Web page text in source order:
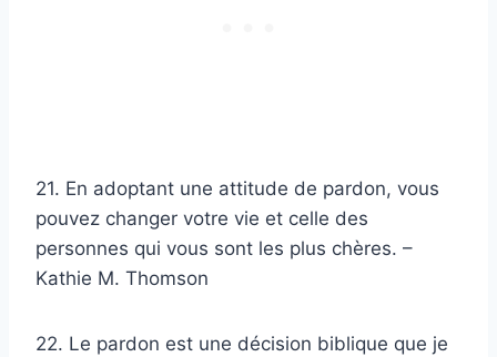
21. En adoptant une attitude de pardon, vous
pouvez changer votre vie et celle des
personnes qui vous sont les plus chères. –
Kathie M. Thomson
22. Le pardon est une décision biblique que je